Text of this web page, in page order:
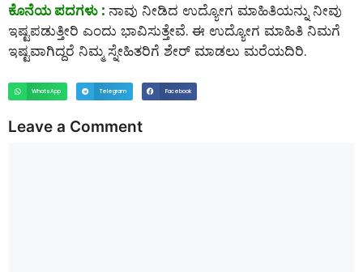
ಕೊನೆಯ ಪದಗಳು : ನಾವು ನೀಡಿದ ಉದ್ಯೋಗ ಮಾಹಿತಿಯನ್ನು ನೀವು
ಇಷ್ಟಪಡುತ್ತೀರಿ ಎಂದು ಭಾವಿಸುತ್ತೇವೆ. ಈ ಉದ್ಯೋಗ ಮಾಹಿತಿ ನಿಮಗೆ
ಇಷ್ಟವಾಗಿದ್ದರೆ ನಿಮ್ಮ ಸ್ನೇಹಿತರಿಗೆ ಶೇರ್ ಮಾಡಲು ಮರೆಯದಿರಿ.
WhatsApp Telegram Facebook
Leave a Comment